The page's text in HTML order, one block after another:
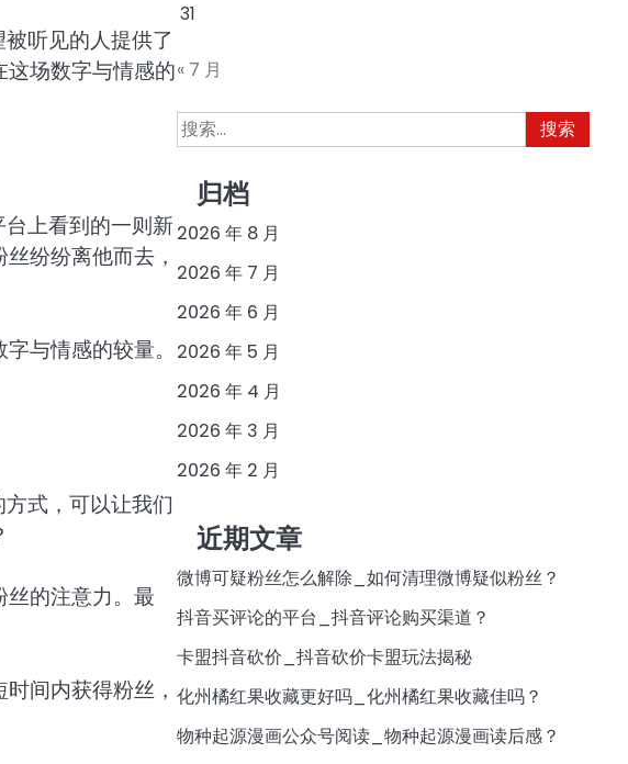
听见的人提供了
场数字与情感的
上看到的一则新
纷纷离他而去，
与情感的较量。
式，可以让我们
的注意力。最
间内获得粉丝，
31
« 7 月
搜
索：
归档
2026 年 8 月
2026 年 7 月
2026 年 6 月
2026 年 5 月
2026 年 4 月
2026 年 3 月
2026 年 2 月
近期文章
微博可疑粉丝怎么解除_如何清理微博疑似粉丝？
抖音买评论的平台_抖音评论购买渠道？
卡盟抖音砍价_抖音砍价卡盟玩法揭秘
化州橘红果收藏更好吗_化州橘红果收藏佳吗？
物种起源漫画公众号阅读_物种起源漫画读后感？